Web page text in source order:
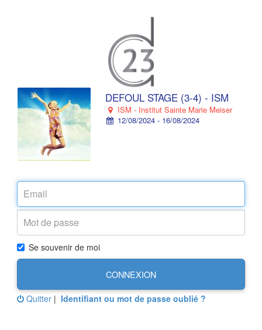
DEFOUL STAGE (3-4) - ISM
ISM - Institut Sainte Marie Meiser
12/08/2024 - 16/08/2024
Se souvenir de moi
CONNEXION
Quitter | Identifiant ou mot de passe oublié ?